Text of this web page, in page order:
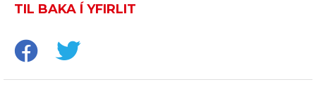
TIL BAKA Í YFIRLIT